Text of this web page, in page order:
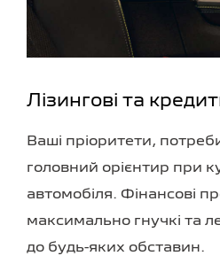
Лізингові та
Ваші пріоритети,
головний орієнтир при
автомобіля. Фінансові
максимально гнучкі та
до будь-яких обставин.